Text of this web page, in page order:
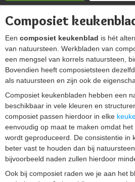
Composiet
Een composiet keukenblad is hét
van natuursteen. Werkbladen van
een mengsel van korrels natuursteen,
Bovendien heeft composietsteen
als natuursteen en zijn ook de
Composiet keukenbladen hebben een
beschikbaar in vele kleuren en
composiet passen hierdoor in elke
eenvoudig op maat te maken omdat
wordt geproduceerd. De consistentie in
beter vast te houden dan bij
bijvoorbeeld naden zullen hierdoor
Ook bij composiet raden we je aan het